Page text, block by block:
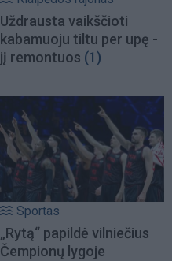
Uždrausta vaikščioti
kabamuoju tiltu per upę -
jį remontuos (1)
Sportas
„Rytą“ papildė vilniečius
Čempionų lygoje